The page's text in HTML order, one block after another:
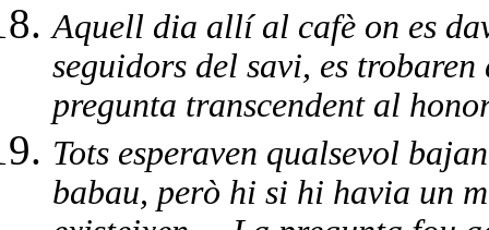
Aquell dia allí al cafè on es
seguidors del savi, es
pregunta transcendent al
Tots esperaven qualsevol
babau, però hi si hi havia un